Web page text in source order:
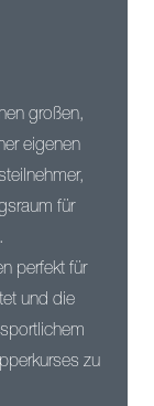
großen,
eigenen
für
perfekt für
und die
zu